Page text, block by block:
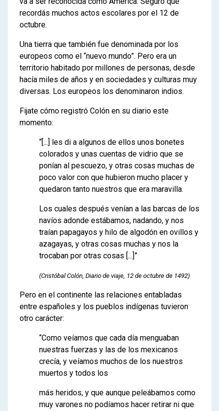
recordás muchos actos escolares por el 12 de
octubre.
Una tierra que también fue denominada por los
europeos como el “nuevo mundo”. Pero era un
territorio habitado por millones de personas, desde
hacía miles de años y en sociedades y culturas muy
diversas. Los europeos los denominaron indios.
Fijate cómo registró Colón en su diario este
momento:
“[...] les di a algunos de ellos unos bonetes
colorados y unas cuentas de vidrio que se
ponían al pescuezo, y otras cosas muchas de
poco valor con que hubieron mucho placer y
quedaron tanto nuestros que era maravilla.
Los cuales después venían a las barcas de los
navíos adonde estábamos, nadando, y nos
traían papagayos y hilo de algodón en ovillos y
azagayas, y otras cosas muchas y nos la
trocaban por otras cosas [...]”
(Cristóbal Colón, Diario de viaje, 12 de octubre de 1492)
Pero en el continente las relaciones entabladas
entre españoles y los pueblos indígenas tuvieron
otro carácter:
“Como veíamos que cada día menguaban
nuestras fuerzas y las de los mexicanos
crecía, y veíamos muchos de los nuestros
muertos y todos los
más heridos, y que aunque peleábamos como
muy varones no podíamos hacer retirar ni que